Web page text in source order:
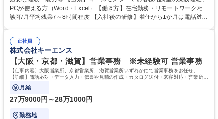
意見を、企業活動に活かしています。お客様からの声に迅速かつ誠意をも
って対応、情報提供するとともにグループ内活動に反映しています。 【具
平均100件前後■メール・手紙：同上40件前後 募集職種 中野本社【お客様
相談室】お客様のお声をもとにより良い商品づくりへ貢献
PCが使える方（Word・Excel）【働き方】在宅勤務・リモートワーク相
談可/月平均残業7～8時間程度 【入社後の研修】着任から1か月は電話対応
すのでご安心ください。 【当社について】キリングループの広報機能を担
う会社として、お客様との出会いを大切にし、磨き上げたホスピタリティ
を込めてコミュニケーションをとりながら広報関連業務を行っておりま
す。 学歴・資格 学歴：大学院 大学 高専 短大 専修学校 高校 語学力： 資
格：
正社員
株式会社キーエンス
【大阪・京都・滋賀】営業事務 ※未経験可 営業事務
【仕事内容】大阪営業所、京都営業所、滋賀営業所いずれかにて営業事務をお任せ。
【詳細】電話応対・データ入力・伝票や見積の作成・カタログ送付・来客対応・営業所内
で発生する事務業務や業務改善をお任せ。
月給
27万9000円～28万1000円
勤務地